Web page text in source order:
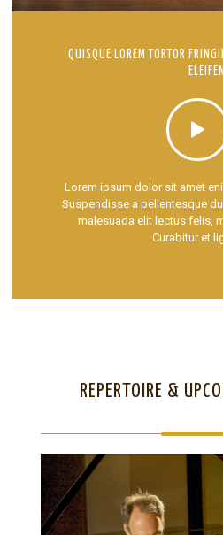
QUISQUE LOREM TORTOR
Lorem ipsum dolor sit amet
Suspendisse a pellentesque
malesuada elit lectus felis,
Curabitur et
REPERTOIRE &